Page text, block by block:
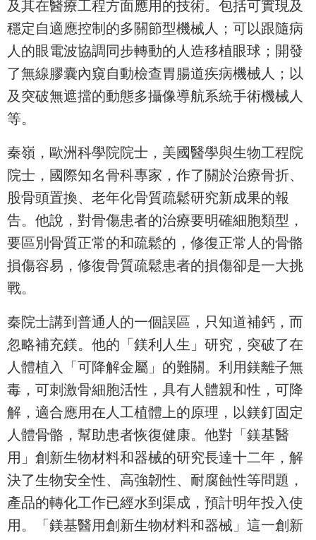
及其在醫療工程方面應用的技術。包括可實現及
穩定自適應控制的多關節型機械人；可以跟隨病
人的眼電波協調同步轉動的人造移植眼球；開發
了無線膠囊內窺自動檢查胃腸道疾病機械人；以
及突破無遮擋的動態多攝像導航系統手術機械人
等。
秦嶺，歐洲科學院院士，美國醫學與生物工程院
院士，國際知名骨科專家，作了關於治療骨折、
股骨頭置換、老年化骨質疏鬆研究新成果的報
告。他說，對骨傷患者的治療要明確細胞類型，
要區別骨質正常的和疏鬆的，修復正常人的骨骼
損傷容易，修復骨質疏鬆患者的損傷卻是一大挑
戰。
秦院士講到普通人的一個誤區，只知道補鈣，而
忽略補充鎂。他的「鎂利人生」研究，突破了在
人體植入「可降解金屬」的難關。利用鎂離子無
毒，可刺激骨細胞活性，具有人體親和性，可降
解，適合應用在人工植體上的原理，以鎂釘固定
人體骨骼，幫助患者恢復健康。他對「鎂基醫
用」創新生物材料和器械的研究長達十二年，解
決了生物安全性、高強韌性、耐腐蝕性等問題，
產品的轉化工作已經水到渠成，預計明年投入使
用。「鎂基醫用創新生物材料和器械」這一創新